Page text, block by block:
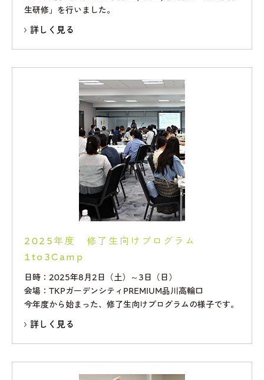
生研修」を行いました。
詳しく見る
2025年度 修了生向けプログラム
1to3Camp
日時：2025年8月2日（土）～3日（日）
会場：TKPガーデンシティPREMIUM品川高輪口
今年度から始まった、修了生向けプログラムの様子です。
詳しく見る